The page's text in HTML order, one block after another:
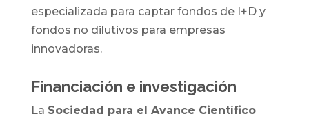
especializada para captar fondos de I+D y
fondos no dilutivos para empresas
innovadoras.
Financiación e investigación
La Sociedad para el Avance Científico